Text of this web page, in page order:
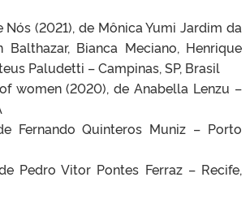
Nós (2021), de Mônica Yumi Jardim da
Balthazar, Bianca Meciano, Henrique
Paludetti – Campinas, SP, Brasil
women (2020), de Anabella Lenzu –
Fernando Quinteros Muniz – Porto
Pedro Vitor Pontes Ferraz – Recife,